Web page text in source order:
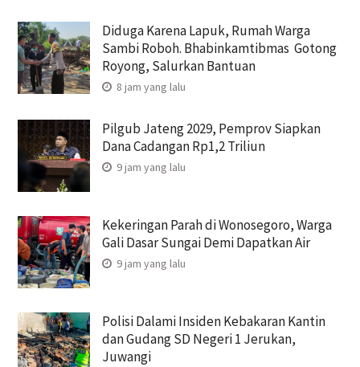
Diduga Karena Lapuk, Rumah Warga
Sambi Roboh. Bhabinkamtibmas Gotong
Royong, Salurkan Bantuan
8 jam yang lalu
Pilgub Jateng 2029, Pemprov Siapkan
Dana Cadangan Rp1,2 Triliun
9 jam yang lalu
Kekeringan Parah di Wonosegoro, Warga
Gali Dasar Sungai Demi Dapatkan Air
9 jam yang lalu
Polisi Dalami Insiden Kebakaran Kantin
dan Gudang SD Negeri 1 Jerukan,
Juwangi